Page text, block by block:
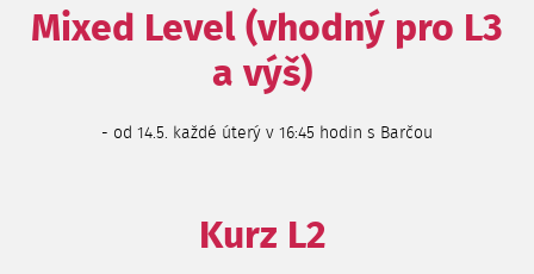
Mixed Level (vhodný pro L3
a výš)
- od 14.5. každé úterý v 16:45 hodin s Barčou
Kurz L2